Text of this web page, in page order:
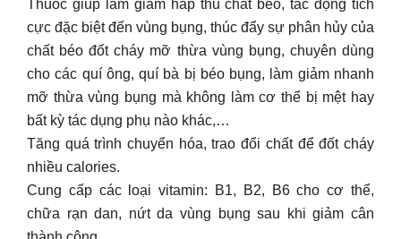
Thuốc giúp làm giảm hấp thu chất béo, tác động tích
cực đặc biệt đến vùng bụng, thúc đẩy sự phân hủy của
chất béo đốt cháy mỡ thừa vùng bụng, chuyên dùng
cho các quí ông, quí bà bị béo bụng, làm giảm nhanh
mỡ thừa vùng bụng mà không làm cơ thể bị mệt hay
bất kỳ tác dụng phụ nào khác,…
Tăng quá trình chuyển hóa, trao đổi chất để đốt cháy
nhiều calories.
Cung cấp các loại vitamin: B1, B2, B6 cho cơ thể,
chữa rạn dan, nứt da vùng bụng sau khi giảm cân